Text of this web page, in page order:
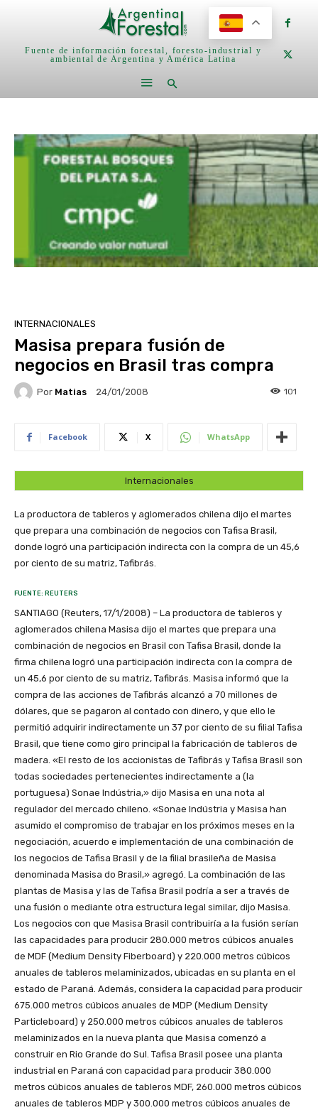
Fuente de información forestal, foresto-industrial y
ambiental de Argentina y América Latina
INTERNACIONALES
Masisa prepara fusión de
negocios en Brasil tras compra
Por Matias 24/01/2008 101
Facebook X WhatsApp
Internacionales
La productora de tableros y aglomerados chilena dijo el martes
que prepara una combinación de negocios con Tafisa Brasil,
donde logró una participación indirecta con la compra de un 45,6
por ciento de su matriz, Tafibrás.
FUENTE: REUTERS
SANTIAGO (Reuters, 17/1/2008) – La productora de tableros y
aglomerados chilena Masisa dijo el martes que prepara una
combinación de negocios en Brasil con Tafisa Brasil, donde la
firma chilena logró una participación indirecta con la compra de
un 45,6 por ciento de su matriz, Tafibrás. Masisa informó que la
compra de las acciones de Tafibrás alcanzó a 70 millones de
dólares, que se pagaron al contado con dinero, y que ello le
permitió adquirir indirectamente un 37 por ciento de su filial Tafisa
Brasil, que tiene como giro principal la fabricación de tableros de
madera. «El resto de los accionistas de Tafibrás y Tafisa Brasil son
todas sociedades pertenecientes indirectamente a (la
portuguesa) Sonae Indústria,» dijo Masisa en una nota al
regulador del mercado chileno. «Sonae Indústria y Masisa han
asumido el compromiso de trabajar en los próximos meses en la
negociación, acuerdo e implementación de una combinación de
los negocios de Tafisa Brasil y de la filial brasileña de Masisa
denominada Masisa do Brasil,» agregó. La combinación de las
plantas de Masisa y las de Tafisa Brasil podría a ser a través de
una fusión o mediante otra estructura legal similar, dijo Masisa.
Los negocios con que Masisa Brasil contribuiría a la fusión serían
las capacidades para producir 280.000 metros cúbicos anuales
de MDF (Medium Density Fiberboard) y 220.000 metros cúbicos
anuales de tableros melaminizados, ubicadas en su planta en el
estado de Paraná. Además, considera la capacidad para producir
675.000 metros cúbicos anuales de MDP (Medium Density
Particleboard) y 250.000 metros cúbicos anuales de tableros
melaminizados en la nueva planta que Masisa comenzó a
construir en Rio Grande do Sul. Tafisa Brasil posee una planta
industrial en Paraná con capacidad para producir 380.000
metros cúbicos anuales de tableros MDF, 260.000 metros cúbicos
anuales de tableros MDP y 300.000 metros cúbicos anuales de